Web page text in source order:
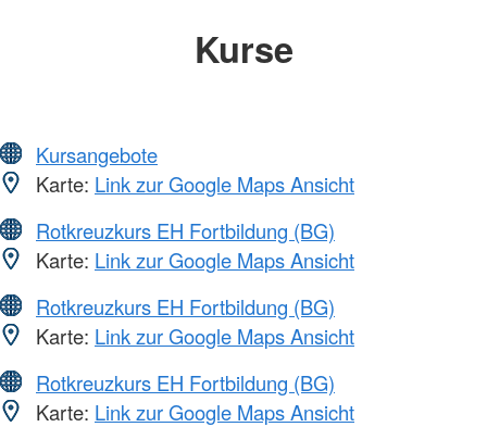
Kurse
Kursangebote
Karte: Link zur Google Maps Ansicht
Rotkreuzkurs EH Fortbildung (BG)
Karte: Link zur Google Maps Ansicht
Rotkreuzkurs EH Fortbildung (BG)
Karte: Link zur Google Maps Ansicht
Rotkreuzkurs EH Fortbildung (BG)
Karte: Link zur Google Maps Ansicht